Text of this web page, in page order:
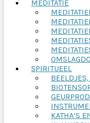
MEDITATIE
SPIRITUEEL
KATHA’S